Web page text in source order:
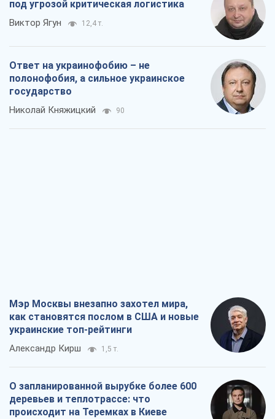
под угрозой критическая логистика
Виктор Ягун 12,4 т.
Ответ на украинофобию – не
полонофобия, а сильное украинское
государство
Николай Княжицкий 90
Мэр Москвы внезапно захотел мира,
как становятся послом в США и новые
украинские топ-рейтинги
Александр Кирш 1,5 т.
О запланированной вырубке более 600
деревьев и теплотрассе: что
происходит на Теремках в Киеве